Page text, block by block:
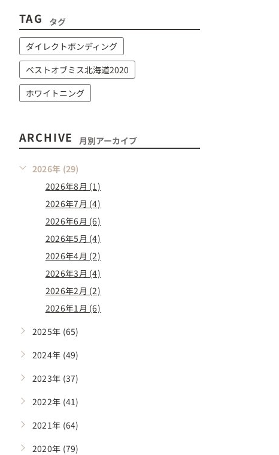
TAG タグ
ダイレクトボンディング
ベストオブミス北海道2020
ホワイトニング
ARCHIVE 月別アーカイブ
2026年 (29)
2026年8月 (1)
2026年7月 (4)
2026年6月 (6)
2026年5月 (4)
2026年4月 (2)
2026年3月 (4)
2026年2月 (2)
2026年1月 (6)
2025年 (65)
2024年 (49)
2023年 (37)
2022年 (41)
2021年 (64)
2020年 (79)